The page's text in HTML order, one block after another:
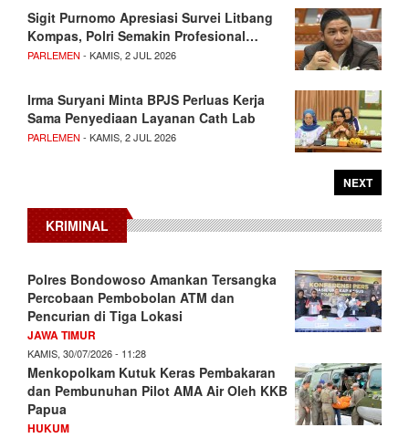
Sigit Purnomo Apresiasi Survei Litbang
Kompas, Polri Semakin Profesional…
PARLEMEN - KAMIS, 2 JUL 2026
Irma Suryani Minta BPJS Perluas Kerja
Sama Penyediaan Layanan Cath Lab
PARLEMEN - KAMIS, 2 JUL 2026
NEXT
KRIMINAL
Polres Bondowoso Amankan Tersangka
Percobaan Pembobolan ATM dan
Pencurian di Tiga Lokasi
JAWA TIMUR
KAMIS, 30/07/2026 - 11:28
Menkopolkam Kutuk Keras Pembakaran
dan Pembunuhan Pilot AMA Air Oleh KKB
Papua
HUKUM